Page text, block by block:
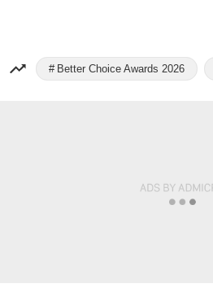
Better Choice Awards 2026